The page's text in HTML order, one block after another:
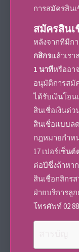
การสมัครสิน
สมัครสิน
หลังจากทีมีก
กสิกรแล้วเร
1 นาทีหรืออา
อนุมัติการสมั
ได้รับเงินโอ
สินเชื่อเงินด่ว
สินเชื่อแบบล
กฎหมายกำห
17 เปอร์เซ็น
ต่อปีซึ่งถ้าหา
สินเชื่อกสิกร
ฝ่ายบริการลู
โทรศัพท์ 02